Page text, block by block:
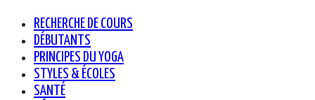
RECHERCHE DE COURS
DÉBUTANTS
PRINCIPES DU YOGA
STYLES & ÉCOLES
SANTÉ